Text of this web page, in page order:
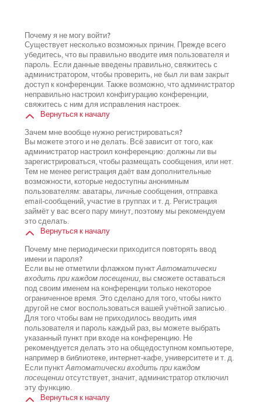
Почему я не могу войти?
Существует несколько возможных причин. Прежде всего
убедитесь, что вы правильно вводите имя пользователя и
пароль. Если данные введены правильно, свяжитесь с
администратором, чтобы проверить, не был ли вам закрыт
доступ к конференции. Также возможно, что администратор
неправильно настроил конфигурацию конференции,
свяжитесь с ним для исправления настроек.
Вернуться к началу
Зачем мне вообще нужно регистрироваться?
Вы можете этого и не делать. Всё зависит от того, как
администратор настроил конференцию: должны ли вы
зарегистрироваться, чтобы размещать сообщения, или нет.
Тем не менее регистрация даёт вам дополнительные
возможности, которые недоступны анонимным
пользователям: аватары, личные сообщения, отправка
email-сообщений, участие в группах и т. д. Регистрация
займёт у вас всего пару минут, поэтому мы рекомендуем
это сделать.
Вернуться к началу
Почему мне периодически приходится повторять ввод
имени и пароля?
Если вы не отметили флажком пунктАвтоматически
входить при каждом посещении, вы сможете оставаться
под своим именем на конференции только некоторое
ограниченное время. Это сделано для того, чтобы никто
другой не смог воспользоваться вашей учётной записью.
Для того чтобы вам не приходилось вводить имя
пользователя и пароль каждый раз, вы можете выбрать
указанный пункт при входе на конференцию. Не
рекомендуется делать это на общедоступном компьютере,
например в библиотеке, интернет-кафе, университете и т. д.
Если пунктАвтоматически входить при каждом
посещенииотсутствует, значит, администратор отключил
эту функцию.
Вернуться к началу